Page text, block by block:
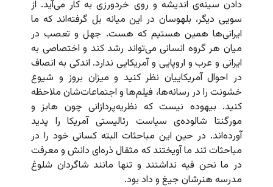
دادن سینه‌ی اندیشه و روی خردورزی به کار می‌آید. از
سویی دیگر، بلهوسان در این میانه بل گرفته‌اند که ما
ایرانی‌ها همین هستیم که هست. جهل و تعصب در
میان هر گروه انسانی می‌تواند رشد کند و اختصاصی به
ایرانی و عرب و اروپایی و آمریکایی ندارد. اندکی به انصاف
در احوال آمریکاییان نظر کنید و میزان بروز و شیوع
خشونت را در رسانه‌ها،‌ فیلم‌ها و اجتماعات‌شان ملاحظه
کنید. بیهوده نیست که نظریه‌پردازانی چون هابز و
مورگنتا شالوده‌ی سیاست رئالیستی آمریکا را پدید
آورده‌اند. در حین این مباحثات البته کسانی خود را در
مباحثات تند ما آویختند که مثقال ذره‌ای دانش و معرفت
در ما نحن فیه نداشتند و تنها مانند شاگردان شلوغ
مدرسه هنرشان جیغ و داد بود.